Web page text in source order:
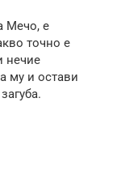
Мечо, е
точно е
нечие
му и остави